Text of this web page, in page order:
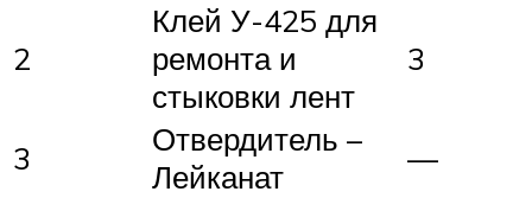
2
Клей У-425 для
ремонта и
стыковки лент
3
3
Отвердитель –
Лейканат
—